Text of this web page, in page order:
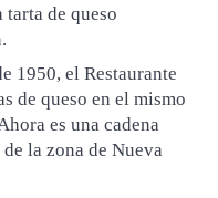
tarta de queso
1950, el Restaurante
de queso en el mismo
es una cadena
la zona de Nueva